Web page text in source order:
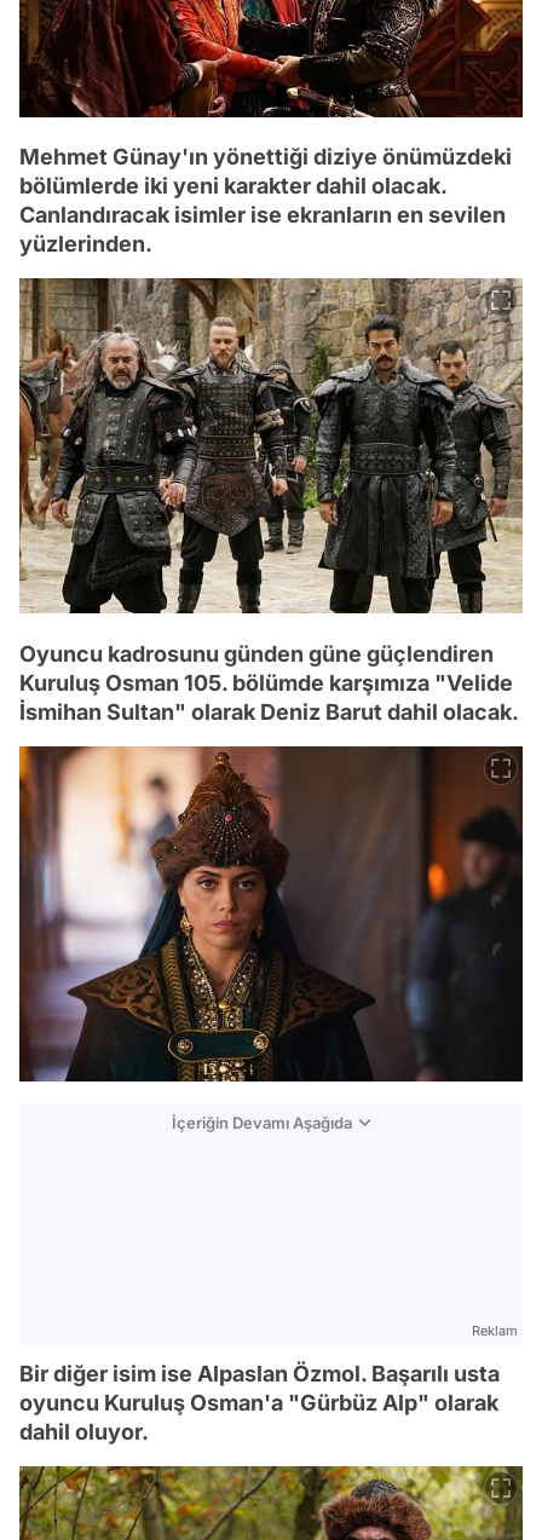
Mehmet Günay'ın yönettiği diziye önümüzdeki
bölümlerde iki yeni karakter dahil olacak.
Canlandıracak isimler ise ekranların en sevilen
yüzlerinden.
Oyuncu kadrosunu günden güne güçlendiren
Kuruluş Osman 105. bölümde karşımıza "Velide
İsmihan Sultan" olarak Deniz Barut dahil olacak.
İçeriğin Devamı Aşağıda
Reklam
Bir diğer isim ise Alpaslan Özmol. Başarılı usta
oyuncu Kuruluş Osman'a "Gürbüz Alp" olarak
dahil oluyor.